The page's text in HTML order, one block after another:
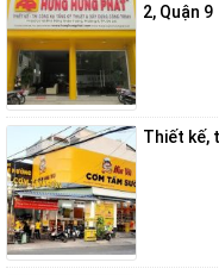
2, Quận 9
Thiết kế,